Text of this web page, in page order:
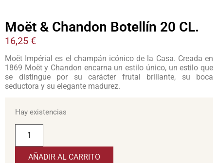
Moët & Chandon Botellín 20 CL.
16,25 €
Moët Impérial es el champán icónico de la Casa. Creada en
1869 Moët y Chandon encarna un estilo único, un estilo que
se distingue por su carácter frutal brillante, su boca
seductora y su elegante madurez.
Hay existencias
AÑADIR AL CARRITO